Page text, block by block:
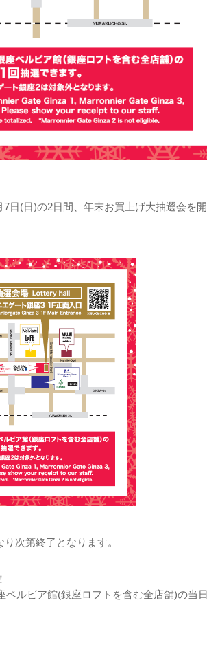
日(日)の2日間、年末お買上げ大抽選会を
次第終了となります。
ルビア館(銀座ロフトを含む全店舗)の当